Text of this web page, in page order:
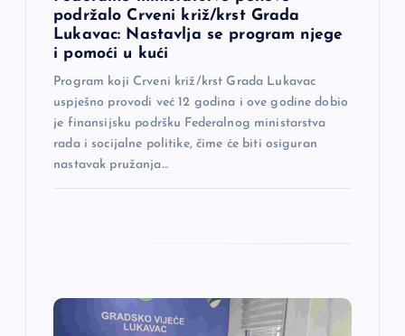
podržalo Crveni križ/krst Grada
Lukavac: Nastavlja se program njege
i pomoći u kući
Program koji Crveni križ/krst Grada Lukavac
uspješno provodi već 12 godina i ove godine dobio
je finansijsku podršku Federalnog ministarstva
rada i socijalne politike, čime će biti osiguran
nastavak pružanja…